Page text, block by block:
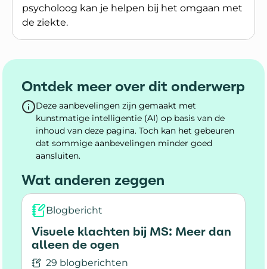
psycholoog kan je helpen bij het omgaan met
de ziekte.
Lees meer over Wat kan een psycholoog voor je
Ontdek meer over dit onderwerp
Deze aanbevelingen zijn gemaakt met
kunstmatige intelligentie (AI) op basis van de
inhoud van deze pagina. Toch kan het gebeuren
dat sommige aanbevelingen minder goed
aansluiten.
Wat anderen zeggen
Blogbericht
Visuele klachten bij MS: Meer dan
alleen de ogen
29 blogberichten